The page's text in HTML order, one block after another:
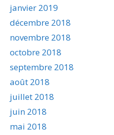
janvier 2019
décembre 2018
novembre 2018
octobre 2018
septembre 2018
août 2018
juillet 2018
juin 2018
mai 2018